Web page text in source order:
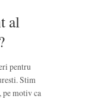
al
pentru
Stim
pe motiv ca